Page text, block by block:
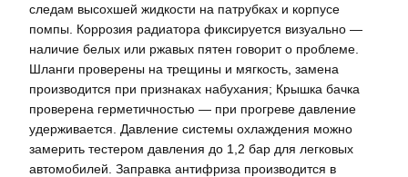
следам высохшей жидкости на патрубках и корпусе
помпы. Коррозия радиатора фиксируется визуально —
наличие белых или ржавых пятен говорит о проблеме.
Шланги проверены на трещины и мягкость, замена
производится при признаках набухания; Крышка бачка
проверена герметичностью — при прогреве давление
удерживается. Давление системы охлаждения можно
замерить тестером давления до 1,2 бар для легковых
автомобилей. Заправка антифриза производится в